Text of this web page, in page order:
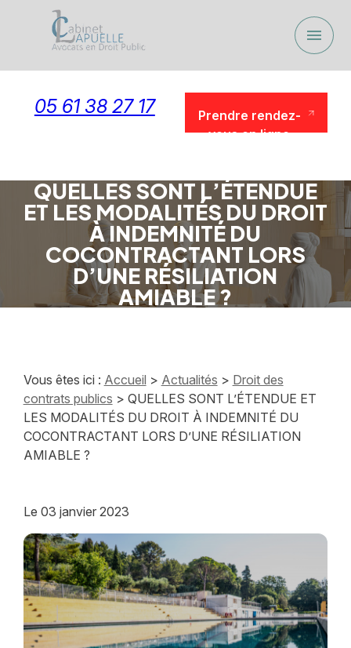
menu
05 61 38 27 17
Prendre rendez-
vous en ligne
QUELLES SONT L’ÉTENDUE
ET LES MODALITÉS DU DROIT
À INDEMNITÉ DU
COCONTRACTANT LORS
D’UNE RÉSILIATION
AMIABLE ?
Vous êtes ici : Accueil > Actualités > Droit des
contrats publics > QUELLES SONT L’ÉTENDUE ET
LES MODALITÉS DU DROIT À INDEMNITÉ DU
COCONTRACTANT LORS D’UNE RÉSILIATION
AMIABLE ?
Le 03 janvier 2023
Panneau de gestion des cookies